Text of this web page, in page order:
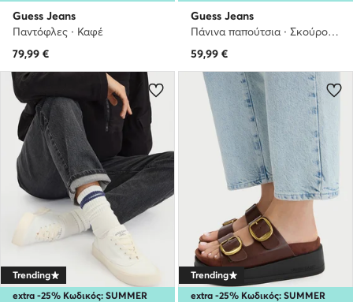
Guess Jeans
Παντόφλες · Καφέ
79,99 €
Guess Jeans
Πάνινα παπούτσια · Σκούρο μπλε
59,99 €
extra -25% Κωδικός: SUMMER
Trending
extra -25% Κωδικός: SUMMER
Trending